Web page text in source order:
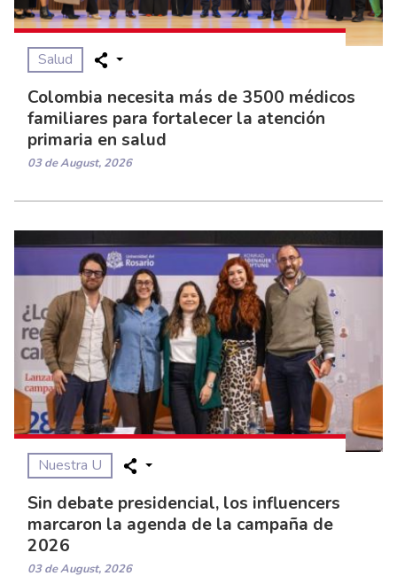
Salud
Colombia necesita más de 3500 médicos
familiares para fortalecer la atención
primaria en salud
03 de August, 2026
Nuestra U
Sin debate presidencial, los influencers
marcaron la agenda de la campaña de
2026
03 de August, 2026